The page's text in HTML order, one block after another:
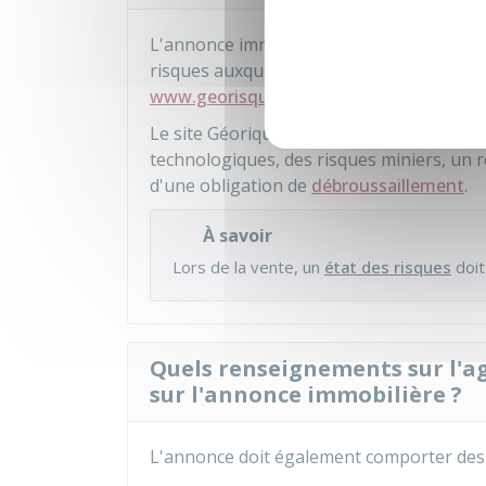
L'annonce immobilière doit comporter la
risques auxquels ce bien est exposé
www.georisques.gouv.fr
Le site Géoriques vous permet de savoir
technologiques, des risques miniers, un
d'une obligation de débroussaillement.
À savoir
Lors de la vente, un état des risques
Quels renseignements sur
sur l'annonce immobilière ?
L'annonce doit également comporter des